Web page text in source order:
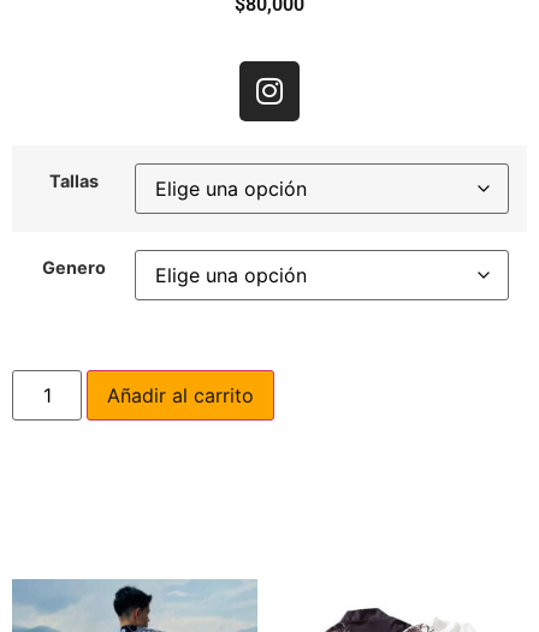
$80,000
Tallas
Genero
Añadir al carrito